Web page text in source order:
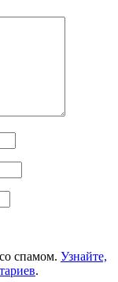
спамом. Узнайте,
.